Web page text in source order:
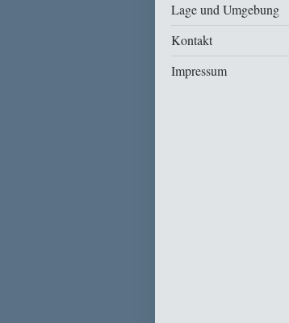
Lage und Umgebung
Kontakt
Impressum